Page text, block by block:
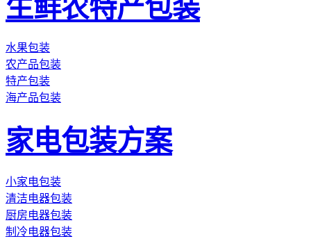
生鲜农特产包装
水果包装
农产品包装
特产包装
海产品包装
家电包装方案
小家电包装
清洁电器包装
厨房电器包装
制冷电器包装